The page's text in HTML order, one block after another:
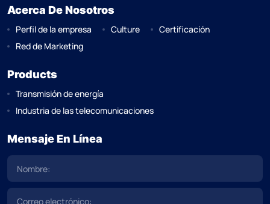
Acerca De Nosotros
Perfil de la empresa Culture
Certificación
Red de Marketing
Products
Transmisión de energía
Industria de las telecomunicaciones
Mensaje En Línea